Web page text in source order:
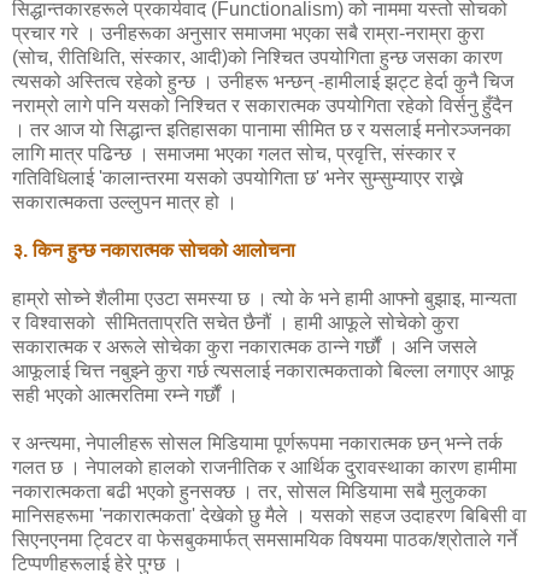
सिद्धान्तकारहरूले प्रकार्यवाद (Functionalism) को नाममा यस्तो सोचको
प्रचार गरे । उनीहरूका अनुसार समाजमा भएका सबै राम्रा-नराम्रा कुरा
(सोच, रीतिथिति, संस्कार, आदी)को निश्चित उपयोगिता हुन्छ जसका कारण
त्यसको अस्तित्व रहेको हुन्छ । उनीहरू भन्छन् -हामीलाई झट्ट हेर्दा कुनै चिज
नराम्रो लागे पनि यसको निश्चित र सकारात्मक उपयोगिता रहेको विर्सनु हुँदैन
। तर आज यो सिद्धान्त इतिहासका पानामा सीमित छ र यसलाई मनोरञ्जनका
लागि मात्र पढिन्छ । समाजमा भएका गलत सोच, प्रवृत्ति, संस्कार र
गतिविधिलाई 'कालान्तरमा यसको उपयोगिता छ' भनेर सुम्सुम्याएर राख्ने
सकारात्मकता उल्लुपन मात्र हो ।
३. किन हुन्छ नकारात्मक सोचको आलोचना
हाम्रो सोच्ने शैलीमा एउटा समस्या छ । त्यो के भने हामी आफ्नो बुझाइ, मान्यता
र विश्वासको सीमितताप्रति सचेत छैनौं । हामी आफूले सोचेको कुरा
सकारात्मक र अरूले सोचेका कुरा नकारात्मक ठान्ने गर्छौं । अनि जसले
आफूलाई चित्त नबुझ्ने कुरा गर्छ त्यसलाई नकारात्मकताको बिल्ला लगाएर आफू
सही भएको आत्मरतिमा रम्ने गर्छौं ।
र अन्त्यमा, नेपालीहरू सोसल मिडियामा पूर्णरूपमा नकारात्मक छन् भन्ने तर्क
गलत छ । नेपालको हालको राजनीतिक र आर्थिक दुरावस्थाका कारण हामीमा
नकारात्मकता बढी भएको हुनसक्छ । तर, सोसल मिडियामा सबै मुलुकका
मानिसहरूमा 'नकारात्मकता' देखेको छु मैले । यसको सहज उदाहरण बिबिसी वा
सिएनएनमा ट्विटर वा फेसबुकमार्फत् समसामयिक विषयमा पाठक/श्रोताले गर्ने
टिप्पणीहरूलाई हेरे पुग्छ ।